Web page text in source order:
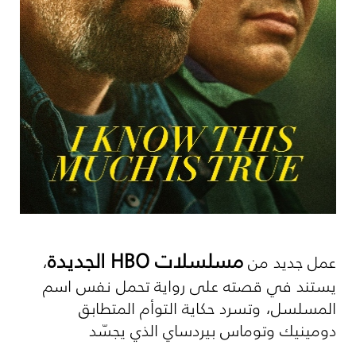
عمل جديد منمسلسلاتHBO الجديدة،
يستند في قصته على رواية تحمل نفس اسم
المسلسل، وتسرد حكاية التوأم المتطابق
دومينيك وتوماس بيردساي الذي يجسّد